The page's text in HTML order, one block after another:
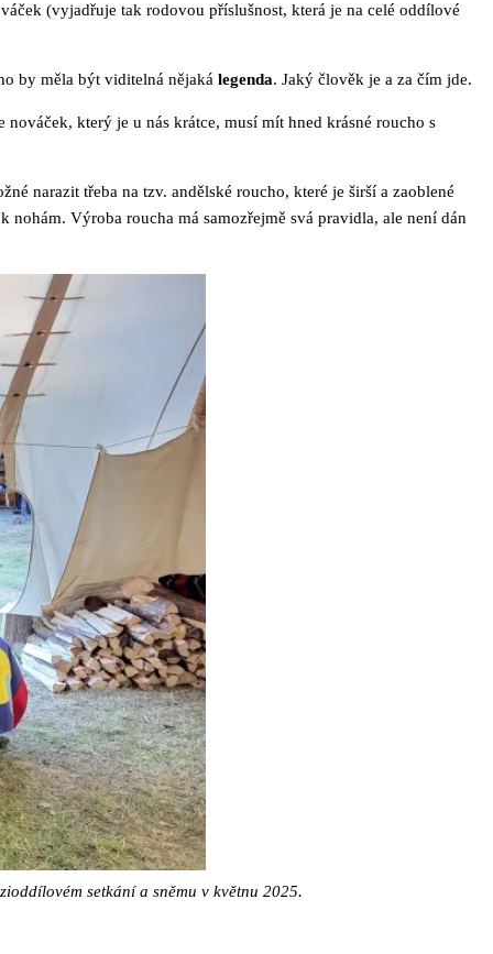
(vyjadřuje tak rodovou příslušnost, která je na celé oddílové
by měla být viditelná nějaká legenda. Jaký člověk je a za čím jde.
který je u nás krátce, musí mít hned krásné roucho s
narazit třeba na tzv. andělské roucho, které je širší a zaoblené
nohám. Výroba roucha má samozřejmě svá pravidla, ale není dán
setkání a sněmu v květnu 2025.